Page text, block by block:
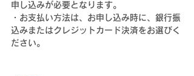
申し込みが必要となります。
・お支払い方法は、お申し込み時に、銀行振
込みまたはクレジットカード決済をお選びく
ださい。